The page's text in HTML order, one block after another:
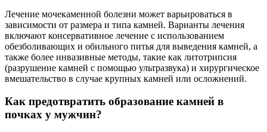
Лечение мочекаменной болезни может варьироваться в
зависимости от размера и типа камней. Варианты лечения
включают консервативное лечение с использованием
обезболивающих и обильного питья для выведения камней, а
также более инвазивные методы, такие как литотрипсия
(разрушение камней с помощью ультразвука) и хирургическое
вмешательство в случае крупных камней или осложнений.
Как предотвратить образование камней в
почках у мужчин?